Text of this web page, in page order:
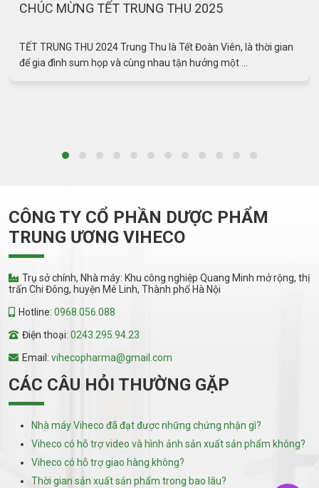
CHÚC MỪNG TẾT TRUNG THU 2025
TẾT TRUNG THU 2024 Trung Thu là Tết Đoàn Viên, là thời gian
để gia đình sum họp và cùng nhau tận hưởng một ...
CÔNG TY CỔ PHẦN DƯỢC PHẨM
TRUNG ƯƠNG VIHECO
Trụ sở chính, Nhà máy: Khu công nghiệp Quang Minh mở rộng, thị
trấn Chi Đông, huyện Mê Linh, Thành phố Hà Nội
Hotline: 0968.056.088
Điện thoại: 0243.295.94.23
Email: vihecopharma@gmail.com
CÁC CÂU HỎI THƯỜNG GẶP
Nhà máy Viheco đã đạt được những chứng nhận gì?
Viheco có hỗ trợ video và hình ảnh sản xuất sản phẩm không?
Viheco có hỗ trợ giao hàng không?
Thời gian sản xuất sản phẩm trong bao lâu?